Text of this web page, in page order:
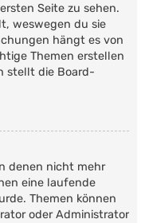
Seite zu sehen.
weswegen du sie
hängt es von
Themen erstellen
stellt die Board-
denen nicht mehr
eine laufende
Themen können
oder Administrator